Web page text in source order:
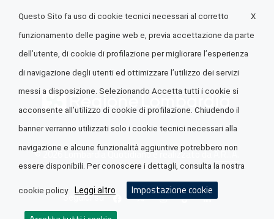
© 2026 Lombardia Quotidiano è realizzato daA.R.I.A.
Seguici su
X
Questo Sito fa uso di cookie tecnici necessari al corretto
funzionamento delle pagine web e, previa accettazione da parte
dell’utente, di cookie di profilazione per migliorare l’esperienza
di navigazione degli utenti ed ottimizzare l’utilizzo dei servizi
messi a disposizione. Selezionando Accetta tutti i cookie si
acconsente all’utilizzo di cookie di profilazione. Chiudendo il
banner verranno utilizzati solo i cookie tecnici necessari alla
navigazione e alcune funzionalità aggiuntive potrebbero non
essere disponibili. Per conoscere i dettagli, consulta la nostra
cookie policy Leggi altro Impostazione cookie